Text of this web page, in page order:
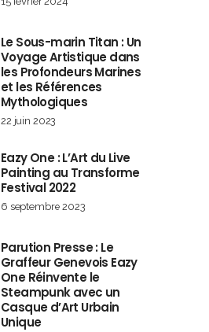
Le Sous-marin Titan : Un
Voyage Artistique dans
les Profondeurs Marines
et les Références
Mythologiques
22 juin 2023
Eazy One : L’Art du Live
Painting au Transforme
Festival 2022
6 septembre 2023
Parution Presse : Le
Graffeur Genevois Eazy
One Réinvente le
Steampunk avec un
Casque d’Art Urbain
Unique